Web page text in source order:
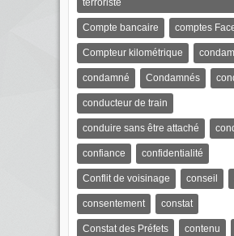
terroriste
Compte bancaire comptes
Compteur kilométrique
condamné Condamnés
conducteur de train
conduire sans être attaché
confiance confidentialité
Conflit de voisinage conseil
consentement constat
Constat des Préfets contenu